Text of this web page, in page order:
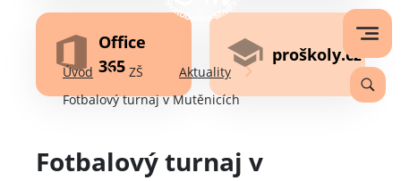
Office
365
proškoly.cz
Úvod ZŠ
Aktuality
Fotbalový turnaj v Mutěnicích
Fotbalový turnaj v